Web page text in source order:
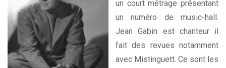
un court métrage présentant
un numéro de music-hall.
Jean Gabin est chanteur il
fait des revues notamment
avec Mistinguett. Ce sont les